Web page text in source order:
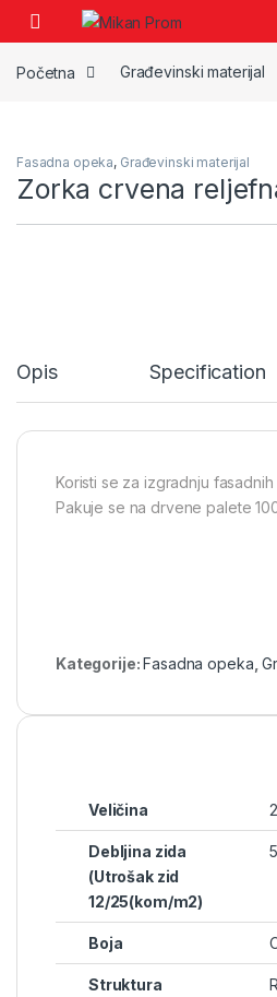
Skip to navigation
Skip to content
Početna Građevinski materijal
Fasadna opeka, Građevinski materijal
Zorka crvena
Opis Specification
Koristi se za izgradnju
Pakuje se na drvene palete
Kategorije:Fasadna opeka ,
Veličina
Debljina zida
(Utrošak zid
12/25(kom/m2)
Boja
Struktura